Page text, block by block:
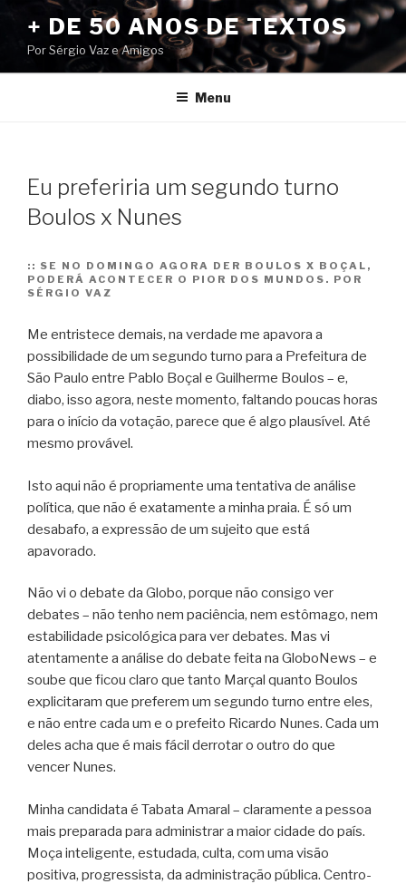
conteúdo
+ DE 50 ANOS DE TEXTOS
Por Sérgio Vaz e Amigos
Menu
Eu preferiria um segundo turno
Boulos x Nunes
:: SE NO DOMINGO AGORA DER BOULOS X BOÇAL,
PODERÁ ACONTECER O PIOR DOS MUNDOS. POR
SÉRGIO VAZ
Me entristece demais, na verdade me apavora a
possibilidade de um segundo turno para a Prefeitura de
São Paulo entre Pablo Boçal e Guilherme Boulos – e,
diabo, isso agora, neste momento, faltando poucas horas
para o início da votação, parece que é algo plausível. Até
mesmo provável.
Isto aqui não é propriamente uma tentativa de análise
política, que não é exatamente a minha praia. É só um
desabafo, a expressão de um sujeito que está
apavorado.
Não vi o debate da Globo, porque não consigo ver
debates – não tenho nem paciência, nem estômago, nem
estabilidade psicológica para ver debates. Mas vi
atentamente a análise do debate feita na GloboNews – e
soube que ficou claro que tanto Marçal quanto Boulos
explicitaram que preferem um segundo turno entre eles,
e não entre cada um e o prefeito Ricardo Nunes. Cada um
deles acha que é mais fácil derrotar o outro do que
vencer Nunes.
Minha candidata é Tabata Amaral – claramente a pessoa
mais preparada para administrar a maior cidade do país.
Moça inteligente, estudada, culta, com uma visão
positiva, progressista, da administração pública. Centro-